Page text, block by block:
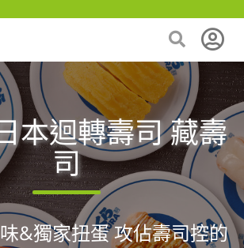
本迴轉壽司 藏壽
司
&獨家扭蛋 攻佔壽司控的